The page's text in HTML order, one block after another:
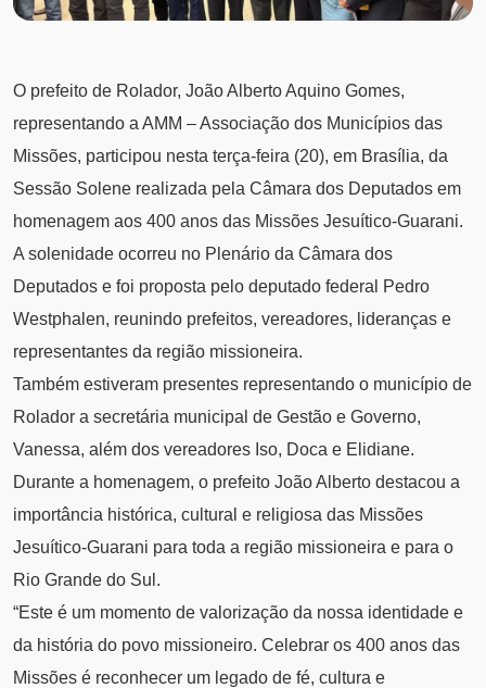
O prefeito de Rolador, João Alberto Aquino Gomes,
representando a AMM – Associação dos Municípios das
Missões, participou nesta terça-feira (20), em Brasília, da
Sessão Solene realizada pela Câmara dos Deputados em
homenagem aos 400 anos das Missões Jesuítico-Guarani.
A solenidade ocorreu no Plenário da Câmara dos
Deputados e foi proposta pelo deputado federal Pedro
Westphalen, reunindo prefeitos, vereadores, lideranças e
representantes da região missioneira.
Também estiveram presentes representando o município de
Rolador a secretária municipal de Gestão e Governo,
Vanessa, além dos vereadores Iso, Doca e Elidiane.
Durante a homenagem, o prefeito João Alberto destacou a
importância histórica, cultural e religiosa das Missões
Jesuítico-Guarani para toda a região missioneira e para o
Rio Grande do Sul.
“Este é um momento de valorização da nossa identidade e
da história do povo missioneiro. Celebrar os 400 anos das
Missões é reconhecer um legado de fé, cultura e